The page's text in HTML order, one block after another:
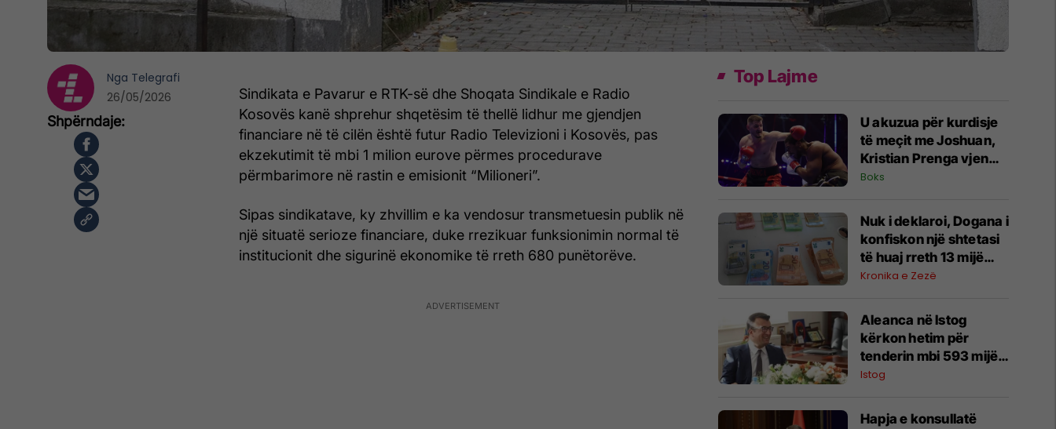
Sindikata e Pavarur e RTK-së dhe Shoqata Sindikale e Radio
Kosovës kanë shprehur shqetësim të thellë lidhur me gjendjen
financiare në të cilën është futur Radio Televizioni i Kosovës, pas
ekzekutimit të mbi 1 milion eurove përmes procedurave
përmbarimore në rastin e emisionit “Milioneri”.
Sipas sindikatave, ky zhvillim e ka vendosur transmetuesin publik në
një situatë serioze financiare, duke rrezikuar funksionimin normal të
institucionit dhe sigurinë ekonomike të rreth 680 punëtorëve.
Nga Telegrafi
26/05/2026
Top Lajme
U akuzua për kurdisje
të meçit me Joshuan,
Kristian Prenga vjen
me reagim të ashpër
Boks
Nuk i deklaroi, Dogana i
konfiskon një shtetasi
të huaj rreth 13 mijë
euro në Bërnjak
Kronika e Zezë
Aleanca në Istog
kërkon hetim për
tenderin mbi 593 mijë
euro në Vrellë,
zhdukjen e një
Istog
Hapja e konsullatë